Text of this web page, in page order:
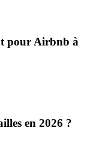
pour Airbnb à
en 2026 ?